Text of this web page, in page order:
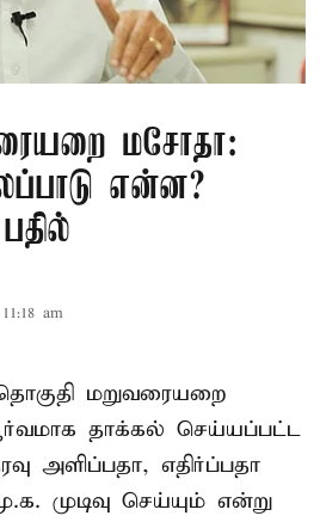
மசோதா:
என்ன?
am
மறுவரையறை
தாக்கல் செய்யப்பட்ட
அளிப்பதா, எதிர்ப்பதா
முடிவு செய்யும் என்று